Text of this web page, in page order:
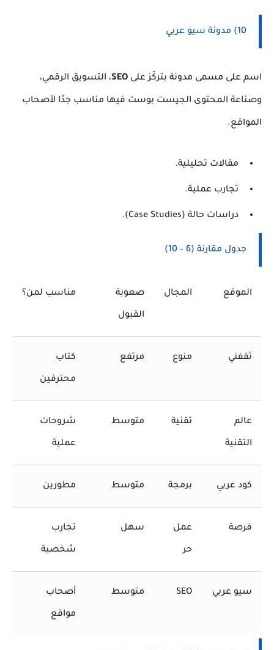
10) مدونة سيو عربي
اسم على مسمى مدونة بتركّز على SEO، التسويق الرقمي،
وصناعة المحتوى الجيست بوست فيها مناسب جدًا لأصحاب
المواقع.
مقالات تحليلية.
تجارب عملية.
دراسات حالة (Case Studies).
جدول مقارنة (6 – 10)
الموقع المجال صعوبة
القبول
مناسب لمن؟
ثقفني منوع مرتفع كتاب
محترفين
عالم
التقنية
تقنية متوسط شروحات
عملية
كود عربي برمجة متوسط مطورين
فرصة عمل
حر
سهل تجارب
شخصية
سيو عربي SEO متوسط أصحاب
مواقع